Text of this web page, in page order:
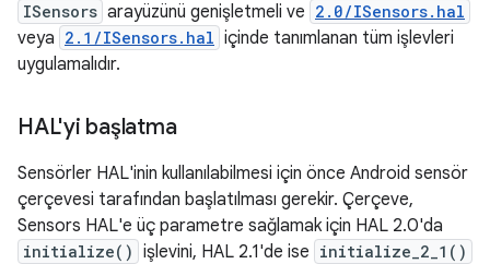
ISensors arayüzünü genişletmeli ve 2.0/ISensors.hal
veya 2.1/ISensors.hal içinde tanımlanan tüm işlevleri
uygulamalıdır.
HAL'yi başlatma
Sensörler HAL'inin kullanılabilmesi için önce Android sensör
çerçevesi tarafından başlatılması gerekir. Çerçeve,
Sensors HAL'e üç parametre sağlamak için HAL 2.0'da
initialize() işlevini, HAL 2.1'de ise initialize_2_1()